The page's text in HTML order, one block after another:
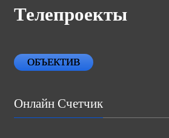
Телепроекты
Онлайн Счетчик